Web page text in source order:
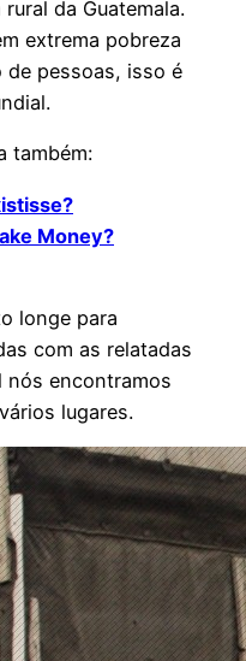
da Guatemala.
extrema pobreza
de pessoas, isso é
também:
Money?
longe para
com as relatadas
nós encontramos
lugares.